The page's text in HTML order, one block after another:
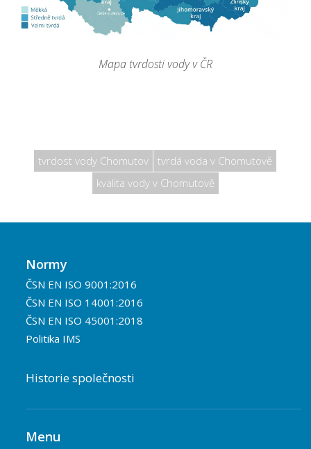
Mapa tvrdosti vody v ČR
tvrdost vody Chomutov
tvrdá voda v Chomutově
kvalita vody v Chomutově
Normy
ČSN EN ISO 9001:2016
ČSN EN ISO 14001:2016
ČSN EN ISO 45001:2018
Politika IMS
Historie společnosti
Menu